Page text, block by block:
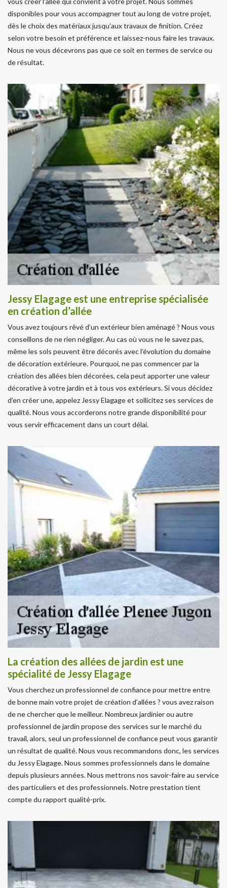
disponibles pour vous accompagner tout au long de votre projet,
dès le choix des matériaux jusqu’aux travaux de finition. Créez
selon votre besoin et préférence et laissez-nous faire les travaux.
Nous ne vous décevrons pas que ce soit en termes de service ou
de résultat.
Jessy Elagage est une entreprise spécialisée
en création d’allée
Vous avez toujours rêvé d’un extérieur bien aménagé ? Nous vous
conseillons de ne rien négliger. Au cas où vous ne le savez pas,
même les sols peuvent être décorés avec l’évolution du domaine
de décoration extérieure. Pourquoi, ne pas commencer par la
création des allées bien décorées, cela peut apporter une valeur
décorative à votre jardin et à tous vos extérieurs. Si vous décidez
d’en créer une, appelez Jessy Elagage et sollicitez ses services de
qualité. Nous vous accorderons notre grande disponibilité pour
vous servir efficacement dans un court délai.
La création des allées de jardin est une
spécialité de Jessy Elagage
Vous cherchez un professionnel de confiance pour mettre entre
de bonne main votre projet de création d’allées ? vous avez raison
de ne chercher que le meilleur. Nombreux jardinier ou autre
professionnel de jardin propose des services sur le marché du
travail, alors, seul un professionnel de confiance peut vous garantir
un résultat de qualité. Nous vous recommandons donc, les services
du Jessy Elagage. Nous sommes professionnels dans le domaine
depuis plusieurs années. Nous mettrons nos savoir-faire au service
des particuliers et des professionnels. Notre prestation tient
compte du rapport qualité-prix.